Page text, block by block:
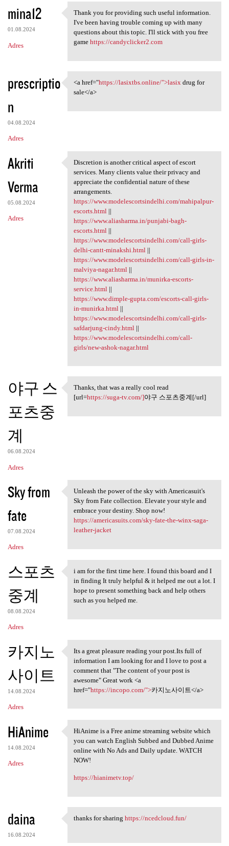
mina12
01.08.2024
Adres
Thank you for providing such
Thank you for providing such useful information.
I've been having trouble coming up with many
questions about this topic. I'll stick with you free
game https://candyclicker2.com
prescriptio
n
04.08.2024
Adres
<a href="https://lasixtbs
<a href="https://lasixtbs.online/">lasix drug for
sale</a>
Akriti
Verma
05.08.2024
Adres
Discretion is another
Discretion is another critical aspect of escort
services. Many clients value their privacy and
appreciate the confidential nature of these
arrangements.
https://www.modelescortsindelhi.com/mahipalpur-
escorts.html ||
https://www.aliasharma.in/punjabi-bagh-
escorts.html ||
https://www.modelescortsindelhi.com/call-girls-
delhi-cantt-minakshi.html ||
https://www.modelescortsindelhi.com/call-girls-in-
malviya-nagar.html ||
https://www.aliasharma.in/munirka-escorts-
service.html ||
https://www.dimple-gupta.com/escorts-call-girls-
in-munirka.html ||
https://www.modelescortsindelhi.com/call-girls-
safdarjung-cindy.html ||
https://www.modelescortsindelhi.com/call-
girls/new-ashok-nagar.html
야구 스
포츠중
계
06.08.2024
Adres
Thanks, that was a really
Thanks, that was a really cool read
[url=https://suga-tv.com/]야구 스포츠중계[/url]
Sky from
fate
07.08.2024
Adres
Unleash the power of the sky
Unleash the power of the sky with Americasuit's
Sky from Fate collection. Elevate your style and
embrace your destiny. Shop now!
https://americasuits.com/sky-fate-the-winx-saga-
leather-jacket
스포츠
중계
08.08.2024
Adres
i am for the first time here.
i am for the first time here. I found this board and I
in finding It truly helpful & it helped me out a lot. I
hope to present something back and help others
such as you helped me.
카지노
사이트
14.08.2024
Adres
Its a great pleasure reading
Its a great pleasure reading your post.Its full of
information I am looking for and I love to post a
comment that "The content of your post is
awesome" Great work <a
href="https://incopo.com/">카지노사이트</a>
HiAnime
14.08.2024
Adres
HiAnime is a Free anime
HiAnime is a Free anime streaming website which
you can watch English Subbed and Dubbed Anime
online with No Ads and Daily update. WATCH
NOW!
https://hianimetv.top/
daina
16.08.2024
thanks for sharing https:/
thanks for sharing https://ncedcloud.fun/